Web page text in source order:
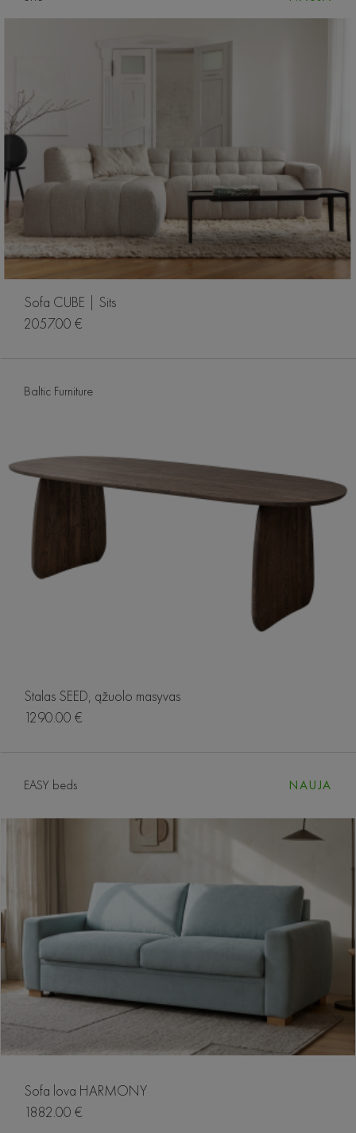
Sofa CUBE | Sits
2057.00 €
Baltic Furniture
Stalas SEED, ąžuolo masyvas
1290.00 €
EASY beds NAUJA
Sofa lova HARMONY
1882.00 €